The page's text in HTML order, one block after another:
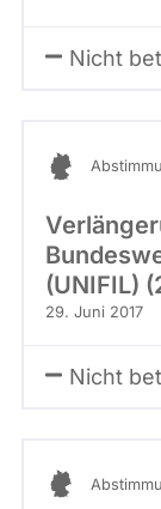
Nicht
(UNIFIL)
29. Juni 2017
Nicht